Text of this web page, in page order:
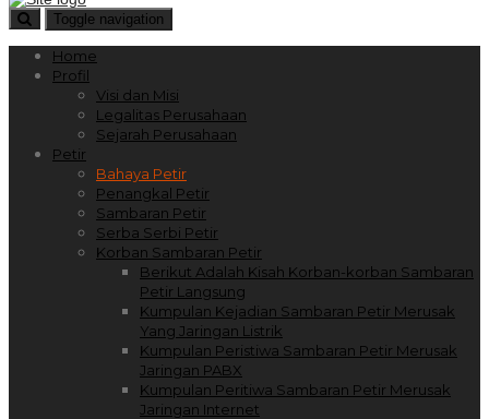
Toggle navigation
Home
Profil
Visi dan Misi
Legalitas Perusahaan
Sejarah Perusahaan
Petir
Bahaya Petir
Penangkal Petir
Sambaran Petir
Serba Serbi Petir
Korban Sambaran Petir
Berikut Adalah Kisah Korban-korban Sambaran
Petir Langsung
Kumpulan Kejadian Sambaran Petir Merusak
Yang Jaringan Listrik
Kumpulan Peristiwa Sambaran Petir Merusak
Jaringan PABX
Kumpulan Peritiwa Sambaran Petir Merusak
Jaringan Internet